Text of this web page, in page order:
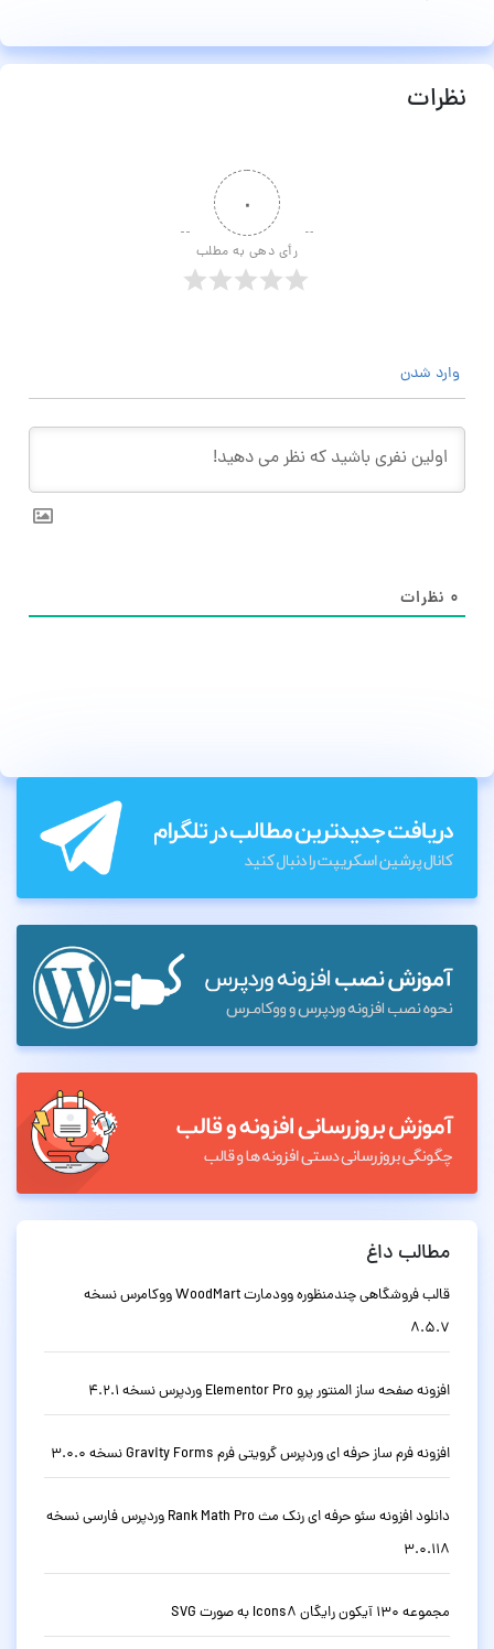
نظرات
۰
رأی دهی به مطلب
وارد شدن
۰ نظرات
مطالب داغ
قالب فروشگاهی چندمنظوره وودمارت WoodMart ووکامرس نسخه
8.5.7
افزونه صفحه ساز المنتور پرو Elementor Pro وردپرس نسخه 4.2.1
افزونه فرم ساز حرفه ای وردپرس گرویتی فرم Gravity Forms نسخه 3.0.0
دانلود افزونه سئو حرفه ای رنک مث Rank Math Pro وردپرس فارسی نسخه
3.0.118
مجموعه 130 آیکون رایگان Icons8 به صورت SVG